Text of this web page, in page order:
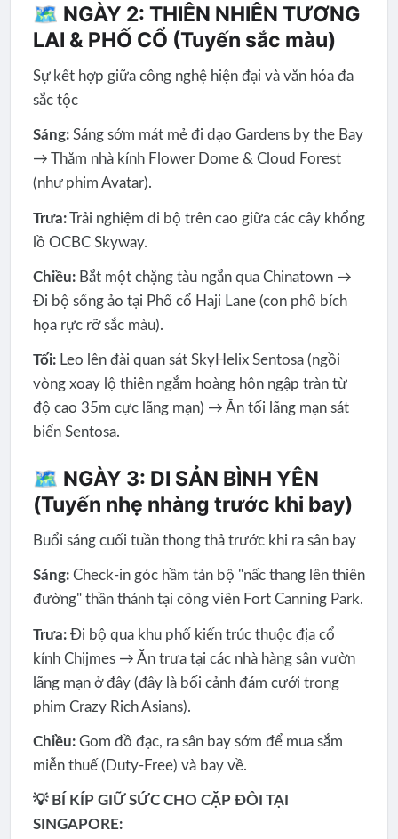
🗺️ NGÀY 2: THIÊN NHIÊN TƯƠNG
LAI & PHỐ CỔ (Tuyến sắc màu)
Sự kết hợp giữa công nghệ hiện đại và văn hóa đa
sắc tộc
Sáng:Sáng sớm mát mẻ đi dạo Gardens by the Bay
→ Thăm nhà kính Flower Dome & Cloud Forest
(như phim Avatar).
Trưa:Trải nghiệm đi bộ trên cao giữa các cây khổng
lồ OCBC Skyway.
Chiều:Bắt một chặng tàu ngắn qua Chinatown →
Đi bộ sống ảo tại Phố cổ Haji Lane (con phố bích
họa rực rỡ sắc màu).
Tối:Leo lên đài quan sát SkyHelix Sentosa (ngồi
vòng xoay lộ thiên ngắm hoàng hôn ngập tràn từ
độ cao 35m cực lãng mạn) → Ăn tối lãng mạn sát
biển Sentosa.
🗺️ NGÀY 3: DI SẢN BÌNH YÊN
(Tuyến nhẹ nhàng trước khi bay)
Buổi sáng cuối tuần thong thả trước khi ra sân bay
Sáng:Check-in góc hầm tản bộ "nấc thang lên thiên
đường" thần thánh tại công viên Fort Canning Park.
Trưa:Đi bộ qua khu phố kiến trúc thuộc địa cổ
kính Chijmes → Ăn trưa tại các nhà hàng sân vườn
lãng mạn ở đây (đây là bối cảnh đám cưới trong
phim Crazy Rich Asians).
Chiều:Gom đồ đạc, ra sân bay sớm để mua sắm
miễn thuế (Duty-Free) và bay về.
💡 BÍ KÍP GIỮ SỨC CHO CẶP ĐÔI TẠI
SINGAPORE: